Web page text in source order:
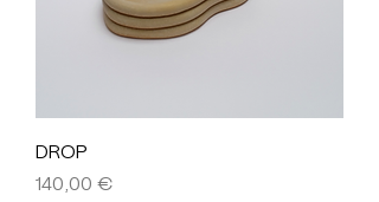
DROP
Prix
140,00 €